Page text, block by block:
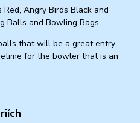
Angry Birds Black and
Balls and Bowling Bags.
that will be a great entry
for the bowler that is an